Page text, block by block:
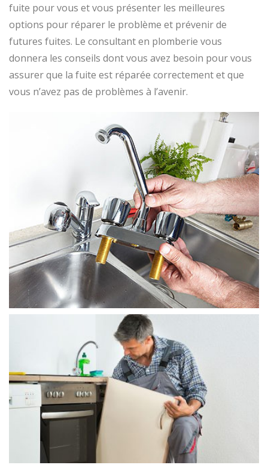
fuite pour vous et vous présenter les meilleures
options pour réparer le problème et prévenir de
futures fuites. Le consultant en plomberie vous
donnera les conseils dont vous avez besoin pour vous
assurer que la fuite est réparée correctement et que
vous n’avez pas de problèmes à l’avenir.